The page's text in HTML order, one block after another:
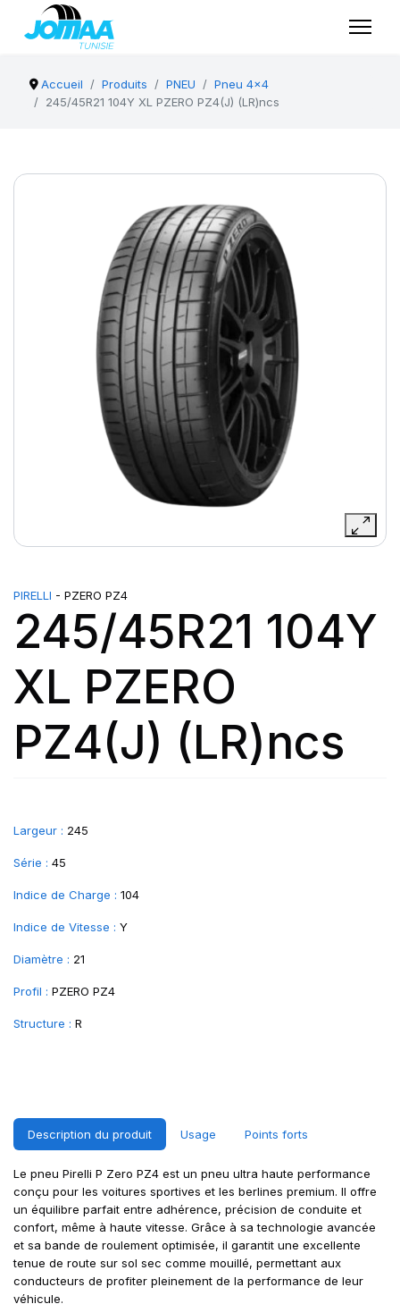
Accueil Produits PNEU
Pneu 4x4
245/45R21 104Y XL PZERO PZ4(J) (LR)ncs
PIRELLI - PZERO PZ4
245/45R21 104Y
XL PZERO
PZ4(J) (LR)ncs
Largeur : 245
Série : 45
Indice de Charge : 104
Indice de Vitesse : Y
Diamètre : 21
Profil : PZERO PZ4
Structure : R
Description du produit Usage Points forts
Le pneu Pirelli P Zero PZ4 est un pneu ultra haute performance
conçu pour les voitures sportives et les berlines premium. Il offre
un équilibre parfait entre adhérence, précision de conduite et
confort, même à haute vitesse. Grâce à sa technologie avancée
et sa bande de roulement optimisée, il garantit une excellente
tenue de route sur sol sec comme mouillé, permettant aux
conducteurs de profiter pleinement de la performance de leur
véhicule.